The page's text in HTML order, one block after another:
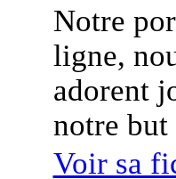
Notre
ligne,
adorent
notre
Voir sa